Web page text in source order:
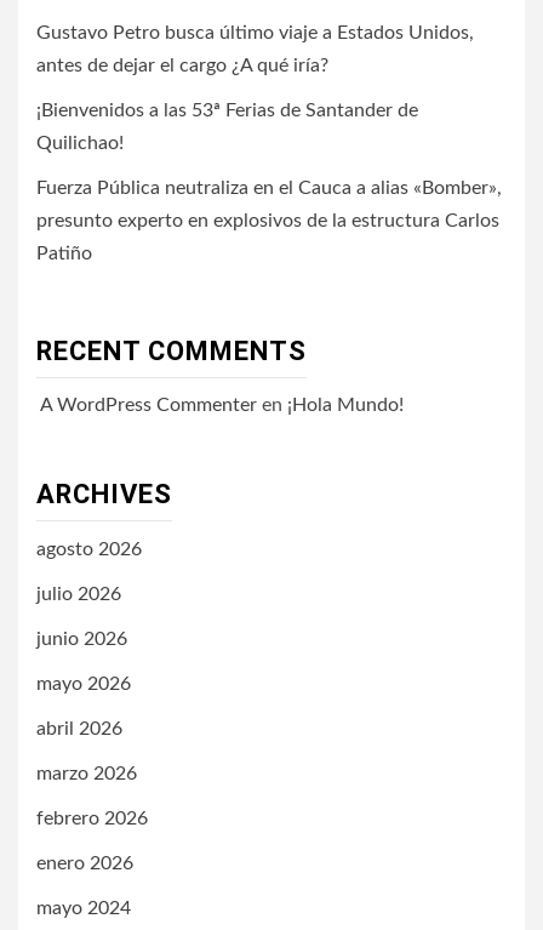
Gustavo Petro busca último viaje a Estados Unidos,
antes de dejar el cargo ¿A qué iría?
¡Bienvenidos a las 53ª Ferias de Santander de
Quilichao!
Fuerza Pública neutraliza en el Cauca a alias «Bomber»,
presunto experto en explosivos de la estructura Carlos
Patiño
RECENT COMMENTS
A WordPress Commenter en ¡Hola Mundo!
ARCHIVES
agosto 2026
julio 2026
junio 2026
mayo 2026
abril 2026
marzo 2026
febrero 2026
enero 2026
mayo 2024